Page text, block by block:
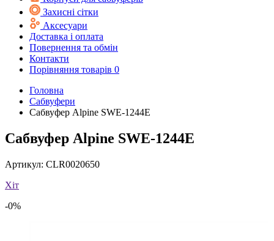
Захисні сітки
Аксесуари
Доставка і оплата
Повернення та обмін
Контакти
Порівняння товарів 0
Головна
Cабвуфери
Сабвуфер Alpine SWE-1244E
Сабвуфер Alpine SWE-1244E
Артикул: CLR0020650
Хіт
-0%